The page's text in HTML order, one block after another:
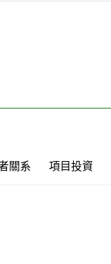
關系 項目投資